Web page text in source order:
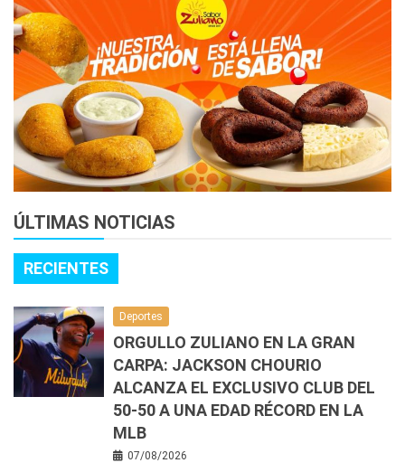
ÚLTIMAS NOTICIAS
RECIENTES
Deportes
ORGULLO ZULIANO EN LA GRAN
CARPA: JACKSON CHOURIO
ALCANZA EL EXCLUSIVO CLUB DEL
50-50 A UNA EDAD RÉCORD EN LA
MLB
07/08/2026